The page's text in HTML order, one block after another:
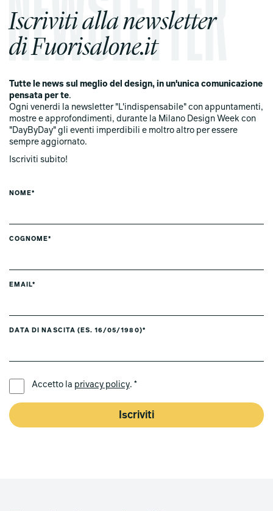
Iscriviti alla newsletter
di Fuorisalone.it
Tutte le news sul meglio del design, in un'unica comunicazione
pensata per te.
Ogni venerdi la newsletter "L'indispensabile" con appuntamenti,
mostre e approfondimenti, durante la Milano Design Week con
"DayByDay" gli eventi imperdibili e moltro altro per essere
sempre aggiornato.
Iscriviti subito!
NOME*
COGNOME*
EMAIL*
DATA DI NASCITA (ES. 16/05/1980)*
Accetto la privacy policy. *
Iscriviti